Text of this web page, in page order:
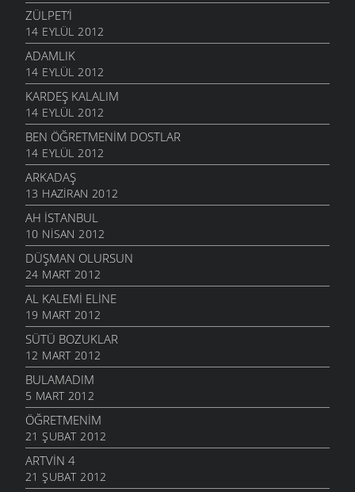
ZÜLPET’I
14 EYLÜL 2012
ADAMLIK
14 EYLÜL 2012
KARDEŞ KALALIM
14 EYLÜL 2012
BEN ÖĞRETMENIM DOSTLAR
14 EYLÜL 2012
ARKADAŞ
13 HAZIRAN 2012
AH İSTANBUL
10 NISAN 2012
DÜŞMAN OLURSUN
24 MART 2012
AL KALEMI ELINE
19 MART 2012
SÜTÜ BOZUKLAR
12 MART 2012
BULAMADIM
5 MART 2012
ÖĞRETMENIM
21 ŞUBAT 2012
ARTVIN 4
21 ŞUBAT 2012